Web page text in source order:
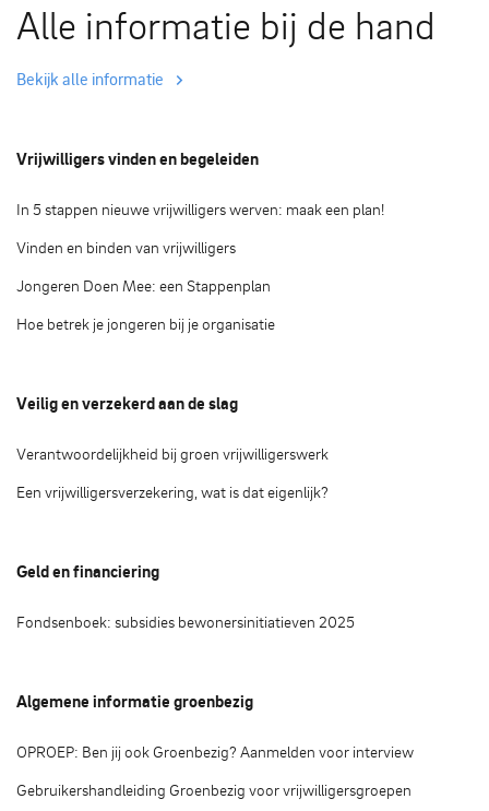
Alle informatie bij de hand
Bekijk alle informatie
Vrijwilligers vinden en begeleiden
In 5 stappen nieuwe vrijwilligers werven: maak een plan!
Vinden en binden van vrijwilligers
Jongeren Doen Mee: een Stappenplan
Hoe betrek je jongeren bij je organisatie
Veilig en verzekerd aan de slag
Verantwoordelijkheid bij groen vrijwilligerswerk
Een vrijwilligersverzekering, wat is dat eigenlijk?
Geld en financiering
Fondsenboek: subsidies bewonersinitiatieven 2025
Algemene informatie groenbezig
OPROEP: Ben jij ook Groenbezig? Aanmelden voor interview
Gebruikershandleiding Groenbezig voor vrijwilligersgroepen